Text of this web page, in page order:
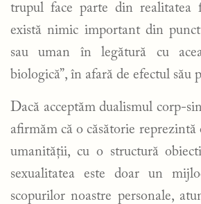
trupul face parte din realitatea
există nimic important din
sau uman în legătură cu
biologică”, în afară de efectul său
Dacă acceptăm dualismul corp-
afirmăm că o căsătorie reprezintă
umanității, cu o structură
sexualitatea este doar un
scopurilor noastre personale,